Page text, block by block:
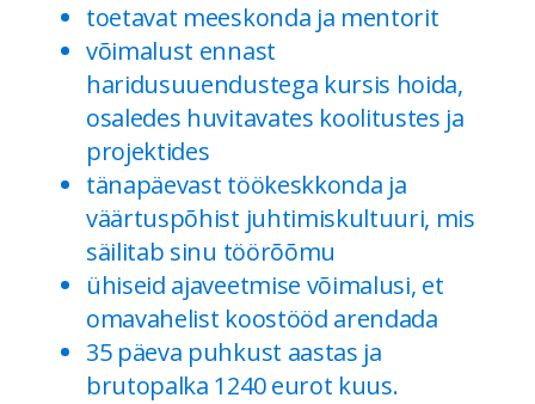
toetavat meeskonda ja mentorit
võimalust ennast
haridusuuendustega kursis hoida,
osaledes huvitavates koolitustes ja
projektides
tänapäevast töökeskkonda ja
väärtuspõhist juhtimiskultuuri, mis
säilitab sinu töörõõmu
ühiseid ajaveetmise võimalusi, et
omavahelist koostööd arendada
35 päeva puhkust aastas ja
brutopalka 1240 eurot kuus.